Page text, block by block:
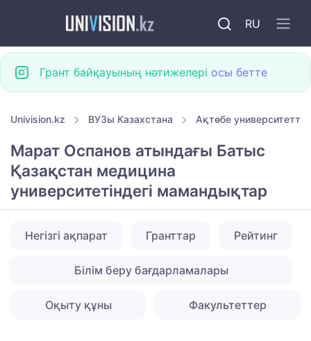
RU
Грант байқауының нәтижелері осы бетте
Univision.kz ВУЗы Казахстана Ақтөбе
Марат Оспанов атындағы Батыс
Қазақстан медицина
университетіндегі мамандықтар
Негізгі ақпарат Гранттар Рейтинг
Білім беру бағдарламалары
Оқыту құны Факультеттер